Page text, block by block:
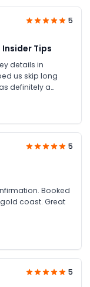
5
Tips
details in
us skip long
definitely a
5
Booked
5